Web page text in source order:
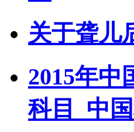
关于聋儿
2015年中
科目_中